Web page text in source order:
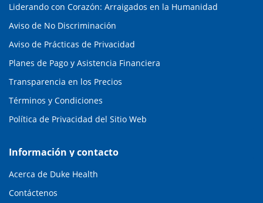
Liderando con Corazón: Arraigados en la Humanidad
Aviso de No Discriminación
Aviso de Prácticas de Privacidad
Planes de Pago y Asistencia Financiera
Transparencia en los Precios
Términos y Condiciones
Política de Privacidad del Sitio Web
Información y contacto
Acerca de Duke Health
Contáctenos